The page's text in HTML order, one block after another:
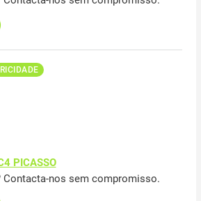
PICASSO
Contacta-nos sem compromisso.